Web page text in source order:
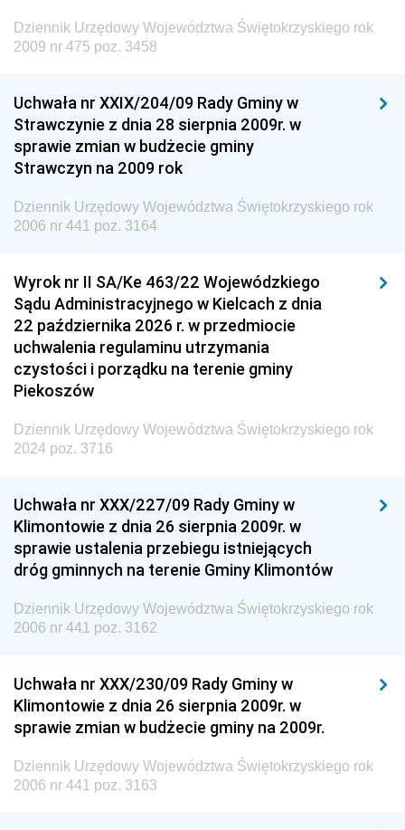
Dziennik Urzędowy Ministra Edukacji
Dziennik Urzędowy Ministra Przemysłu
Dziennik Urzędowy Ministra Finansów i Gospodarki
Dziennik Urzędowy Ministra do Spraw Unii
Dziennik Urzędowy Agencji Wywiadu
Dziennik Urzędowy Województwa Świętokrzyskiego rok
2009 nr 475 poz. 3458
Uchwała nr XXIX/204/09 Rady Gminy w
Strawczynie z dnia 28 sierpnia 2009r. w
sprawie zmian w budżecie gminy
Strawczyn na 2009 rok
Dziennik Urzędowy Województwa Świętokrzyskiego rok
2006 nr 441 poz. 3164
Wyrok nr II SA/Ke 463/22 Wojewódzkiego
Sądu Administracyjnego w Kielcach z dnia
22 października 2026 r. w przedmiocie
uchwalenia regulaminu utrzymania
czystości i porządku na terenie gminy
Piekoszów
Dziennik Urzędowy Województwa Świętokrzyskiego rok
2024 poz. 3716
Uchwała nr XXX/227/09 Rady Gminy w
Klimontowie z dnia 26 sierpnia 2009r. w
sprawie ustalenia przebiegu istniejących
dróg gminnych na terenie Gminy Klimontów
Dziennik Urzędowy Województwa Świętokrzyskiego rok
2006 nr 441 poz. 3162
Uchwała nr XXX/230/09 Rady Gminy w
Klimontowie z dnia 26 sierpnia 2009r. w
sprawie zmian w budżecie gminy na 2009r.
Dziennik Urzędowy Województwa Świętokrzyskiego rok
2006 nr 441 poz. 3163